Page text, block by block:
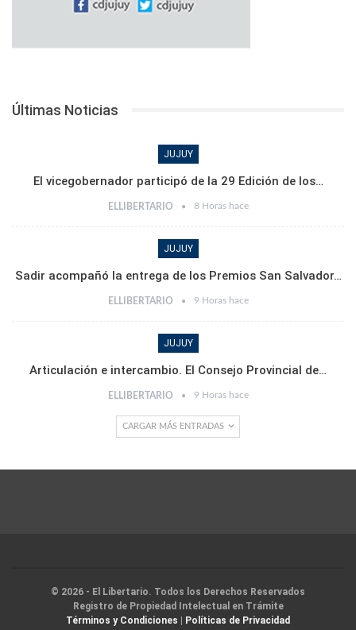
Últimas Noticias
JUJUY
El vicegobernador participó de la 29 Edición de los…
ELLIBERTARIO 8 Horas hace
JUJUY
Sadir acompañó la entrega de los Premios San Salvador…
ELLIBERTARIO 9 Horas hace
JUJUY
Articulación e intercambio. El Consejo Provincial de…
ELLIBERTARIO 9 Horas hace
CARGAR MÁS ENTRADAS
© 2026 - El Libertario. Todos los Derechos Reservados
Registro de Propiedad Intelectual en Trámite
Términos y Condiciones | Políticas de Privacidad